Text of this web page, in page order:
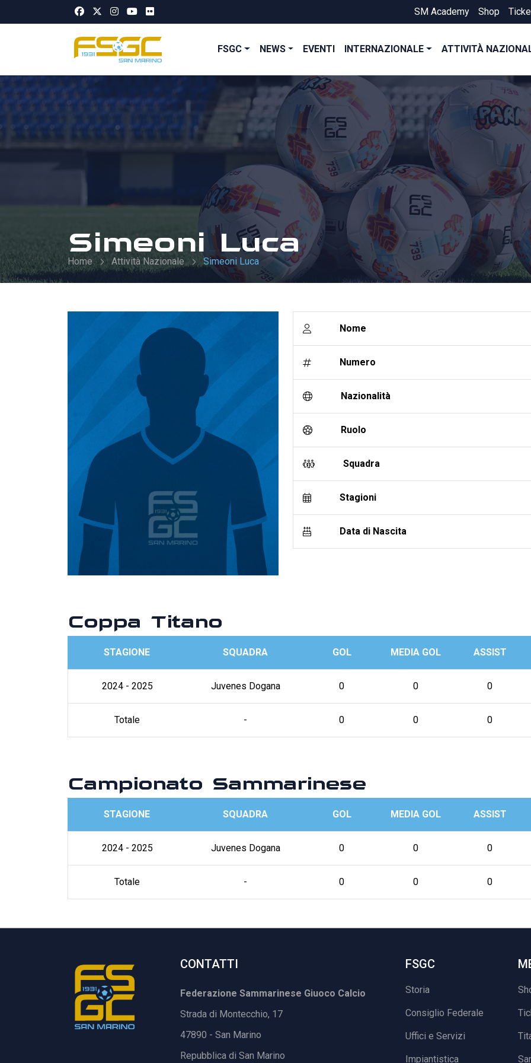
SM Academy Shop
FSGC NEWS EVENTI INTERNAZIONALE ATTIVITÀ
Simeoni Luca
Home Attività Nazionale Simeoni Luca
Nome
Numero
Nazionalità
Ruolo
Squadra
Stagioni
Data di Nascita
Coppa Titano
STAGIONE SQUADRA GOL MEDIA GOL ASSIST
2024 - 2025 Juvenes Dogana 0 0 0
Totale - 0 0 0
Campionato Sammarinese
STAGIONE SQUADRA GOL MEDIA GOL ASSIST
2024 - 2025 Juvenes Dogana 0 0 0
Totale - 0 0 0
CONTATTI
Federazione Sammarinese Giuoco Calcio
Strada di Montecchio, 17
47890 - San Marino
Repubblica di San Marino
FSGC
Storia
Consiglio Federale
Uffici e Servizi
Impiantistica